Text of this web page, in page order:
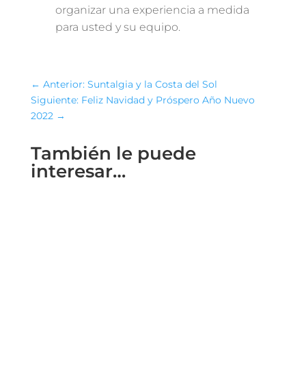
organizar una experiencia a medida
para usted y su equipo.
← Anterior: Suntalgia y la Costa del Sol
Siguiente: Feliz Navidad y Próspero Año Nuevo
2022→
También le puede
interesar…